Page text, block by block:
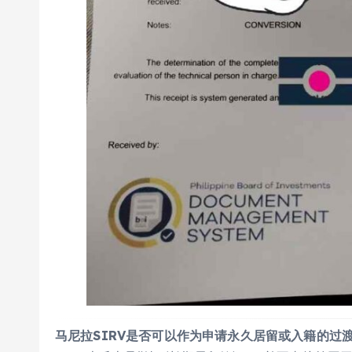
马尼拉SIRV是否可以作为申请永久居留或入籍的过